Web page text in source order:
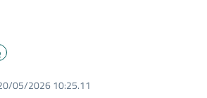
05/2026 10:25.11